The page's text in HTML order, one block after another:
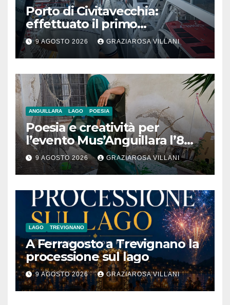
Porto di Civitavecchia:
effettuato il primo
rifornimento di GNL ad una
nave da crociera
9 AGOSTO 2026 GRAZIAROSA VILLANI
ANGUILLARA LAGO POESIA
Poesia e creatività per
l’evento Mus’Anguillara l’8
agosto 2026 al Museo
Contadino
9 AGOSTO 2026 GRAZIAROSA VILLANI
LAGO TREVIGNANO
A Ferragosto a Trevignano la
processione sul lago
9 AGOSTO 2026 GRAZIAROSA VILLANI